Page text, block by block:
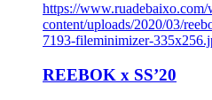
https://www.ruadebaixo.com/
content/uploads/2020/03/
7193-fileminimizer-
REEBOK x SS’20